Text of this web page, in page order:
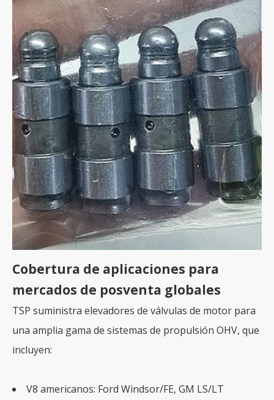
Cobertura de aplicaciones para
mercados de posventa globales
TSP suministra elevadores de válvulas de motor para
una amplia gama de sistemas de propulsión OHV, que
incluyen:
V8 americanos: Ford Windsor/FE, GM LS/LT